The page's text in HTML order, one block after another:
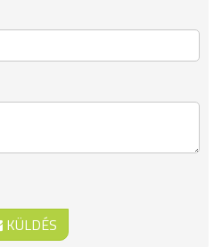
KÜLDÉS